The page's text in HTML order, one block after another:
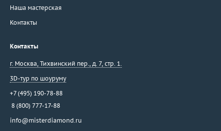
Наша мастерская
Контакты
Контакты
г. Москва, Тихвинский пер., д. 7, стр. 1.
3D-тур по шоуруму
+7 (495) 190-78-88
8 (800) 777-17-88
info@misterdiamond.ru